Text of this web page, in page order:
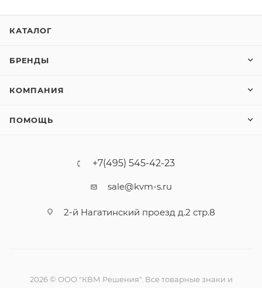
КАТАЛОГ
БРЕНДЫ
КОМПАНИЯ
ПОМОЩЬ
+7(495) 545-42-23
sale@kvm-s.ru
2-й Нагатинский проезд д.2 стр.8
2026 © ООО "КВМ Решения". Все товарные знаки и